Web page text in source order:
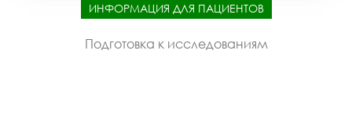
ИНФОРМАЦИЯ ДЛЯ ПАЦИЕНТОВ
Подготовка к исследованиям